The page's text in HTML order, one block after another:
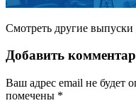
Смотреть другие выпуски
Добавить
Ваш адрес email не будет
помечены *